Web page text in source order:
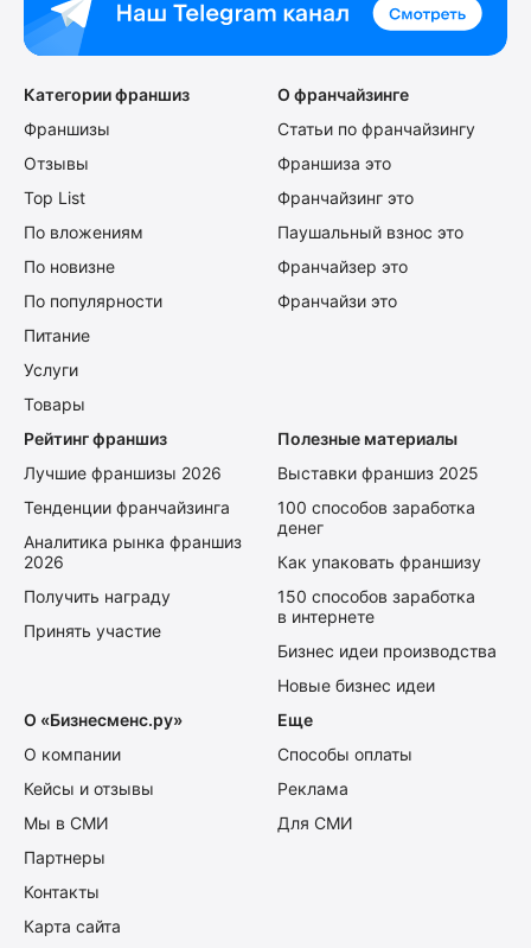
Категории франшиз
Франшизы
Отзывы
Top List
По вложениям
По новизне
По популярности
Питание
Услуги
Товары
О франчайзинге
Статьи по франчайзингу
Франшиза это
Франчайзинг это
Паушальный взнос это
Франчайзер это
Франчайзи это
Рейтинг франшиз
Лучшие франшизы 2026
Тенденции франчайзинга
Аналитика рынка франшиз
2026
Получить награду
Принять участие
Полезные материалы
Выставки франшиз 2025
100 способов заработка
денег
Как упаковать франшизу
150 способов заработка
в интернете
Бизнес идеи производства
Новые бизнес идеи
О «Бизнесменс.ру»
О компании
Кейсы и отзывы
Мы в СМИ
Партнеры
Контакты
Карта сайта
Еще
Способы оплаты
Реклама
Для СМИ